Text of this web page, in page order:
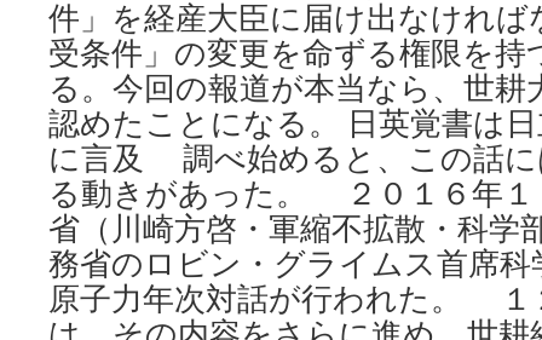
件」を経産大臣に届け出なけれ
受条件」の変更を命ずる権限を
る。今回の報道が本当なら、世
認めたことになる。 日英覚書は
に言及 調べ始めると、この話に
る動きがあった。 ２０１６年１
省（川崎方啓・軍縮不拡散・科学
務省のロビン・グライムス首席
原子力年次対話が行われた。 １